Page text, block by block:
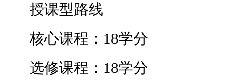
授课型路线
核心课程：18学分
选修课程：18学分